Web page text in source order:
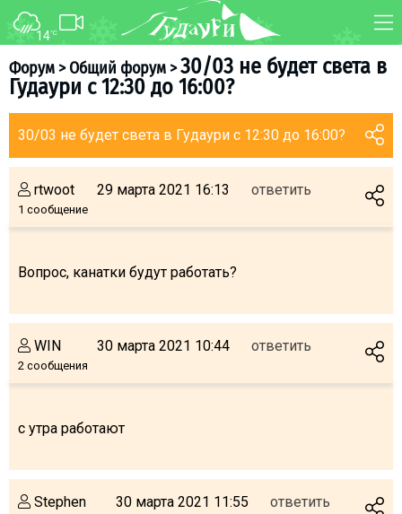
14°C
Форум>Общий форум>30/03 не будет света в
Гудаури с 12:30 до 16:00?
30/03 не будет света в Гудаури с 12:30 до 16:00?
rtwoot
1 сообщение
29 марта 2021 16:13 ответить
Вопрос, канатки будут работать?
WIN
2 сообщения
30 марта 2021 10:44 ответить
с утра работают
Stephen 30 марта 2021 11:55 ответить
ФОРУМ КАРТА
ТРАНСФЕР
О курорте
Схема трасс
Инструкторы
Прокат
Дети в Гудаури
Календарь событий
ПРОЖИВАНИЕ